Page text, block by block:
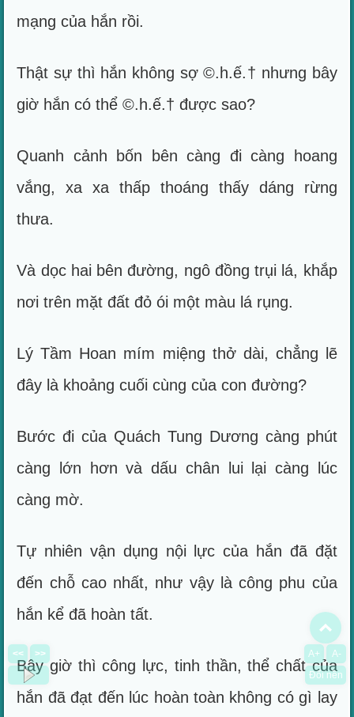
mạng của hắn rồi.
Thật sự thì hắn không sợ ©.h.ế.† nhưng bây
giờ hắn có thể ©.h.ế.† được sao?
Quanh cảnh bốn bên càng đi càng hoang
vắng, xa xa thấp thoáng thấy dáng rừng
thưa.
Và dọc hai bên đường, ngô đồng trụi lá, khắp
nơi trên mặt đất đỏ ói một màu lá rụng.
Lý Tầm Hoan mím miệng thở dài, chẳng lẽ
đây là khoảng cuối cùng của con đường?
Bước đi của Quách Tung Dương càng phút
càng lớn hơn và dấu chân lui lại càng lúc
càng mờ.
Tự nhiên vận dụng nội lực của hắn đã đặt
đến chỗ cao nhất, như vậy là công phu của
hắn kể đã hoàn tất.
Bây giờ thì công lực, tinh thần, thể chất của
hắn đã đạt đến lúc hoàn toàn không có gì lay
>>
<< A+
A-
Đổi nền